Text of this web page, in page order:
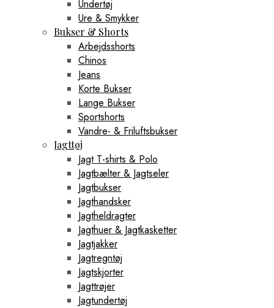
Undertøj
Ure & Smykker
Bukser & Shorts
Arbejdsshorts
Chinos
Jeans
Korte Bukser
Lange Bukser
Sportshorts
Vandre- & Friluftsbukser
Jagttøj
Jagt T-shirts & Polo
Jagtbælter & Jagtseler
Jagtbukser
Jagthandsker
Jagtheldragter
Jagthuer & Jagtkasketter
Jagtjakker
Jagtregntøj
Jagtskjorter
Jagttrøjer
Jagtundertøj